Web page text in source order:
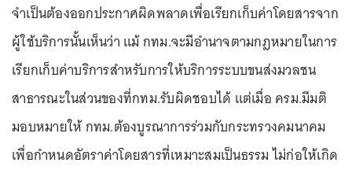
จำเป็นต้องออกประกาศผิดพลาดเพื่อเรียกเก็บค่าโดยสารจาก
ผู้ใช้บริการนั้นเห็นว่า แม้ กทม.จะมีอำนาจตามกฎหมายในการ
เรียกเก็บค่าบริการสำหรับการให้บริการระบบขนส่งมวลชน
สาธารณะในส่วนของที่กทม.รับผิดชอบได้ แต่เมื่อ ครม.มีมติ
มอบหมายให้ กทม.ต้องบูรณาการร่วมกับกระทรวงคมนาคม
เพื่อกำหนดอัตราค่าโดยสารที่เหมาะสมเป็นธรรม ไม่ก่อให้เกิด